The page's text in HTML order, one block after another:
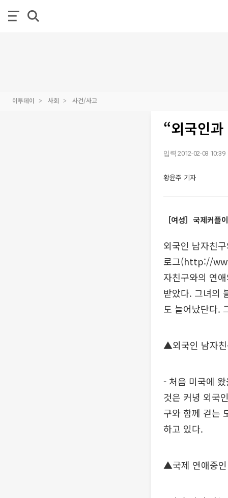
이투데이 사회 사건/사고
“외국인
입력 2012-02-03 10:39
황윤주 기자
［여성］국제커플
외국인 남자친
로그(http://
자친구와의 연
받았다. 그녀의
도 늘어났단다.
▲외국인 남자친
- 처음 미국에
것은 커녕 외국
구와 함께 걷는
하고 있다.
▲국제 연애중인